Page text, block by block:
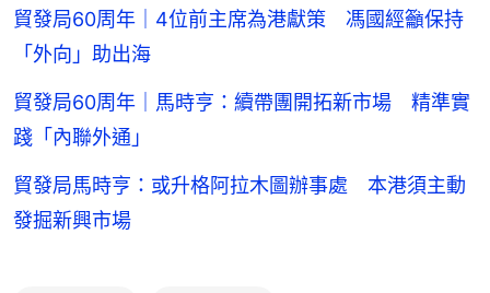
貿發局60周年｜4位前主席為港獻策 馮國經籲保持
「外向」助出海
貿發局60周年｜馬時亨：續帶團開拓新市場 精準實
踐「內聯外通」
貿發局馬時亨：或升格阿拉木圖辦事處 本港須主動
發掘新興市場